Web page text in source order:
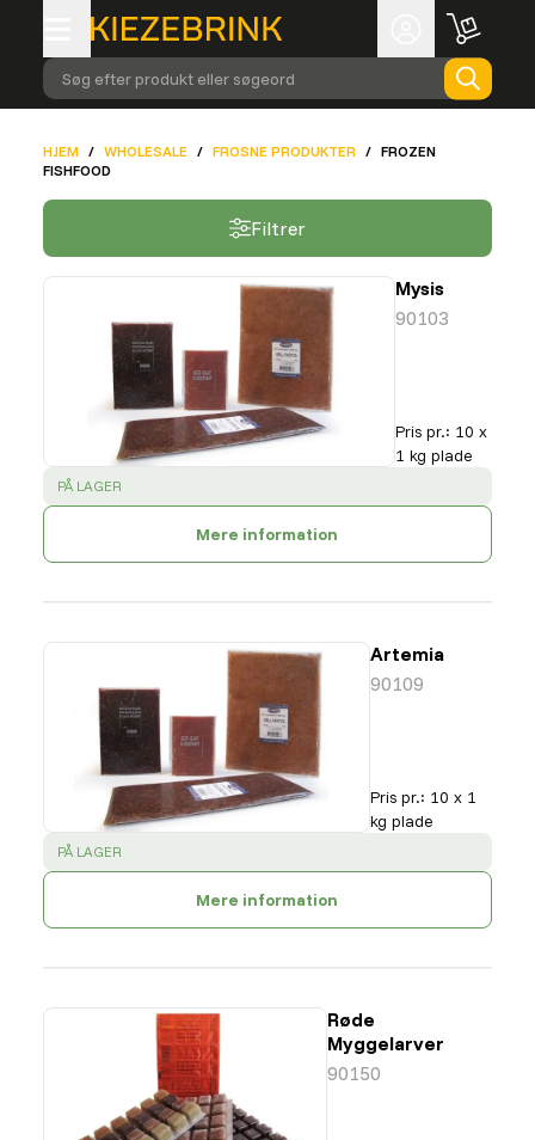
Søg efter produkt eller søgeord
HJEM / WHOLESALE / FROSNE PRODUKTER / FROZEN
FISHFOOD
Filtrer
Mysis
90103
Pris pr.: 10 x
1 kg plade
SUCCESS
PÅ LAGER
Mere information
Artemia
90109
Pris pr.: 10 x 1
kg plade
SUCCESS
PÅ LAGER
Mere information
Røde
Myggelarver
90150